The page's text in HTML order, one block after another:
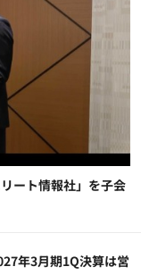
ート情報社」を子会
年3月期1Q決算は営